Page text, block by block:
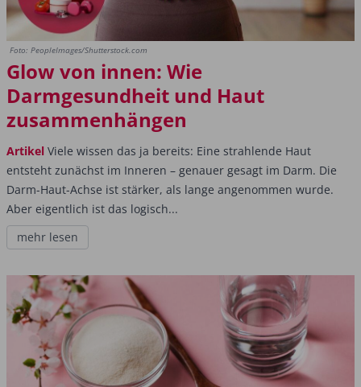
Foto: PeopleImages/Shutterstock.com
Glow von innen: Wie
Darmgesundheit und Haut
zusammenhängen
Artikel Viele wissen das ja bereits: Eine strahlende Haut
entsteht zunächst im Inneren – genauer gesagt im Darm. Die
Darm-Haut-Achse ist stärker, als lange angenommen wurde.
Aber eigentlich ist das logisch...
mehr lesen